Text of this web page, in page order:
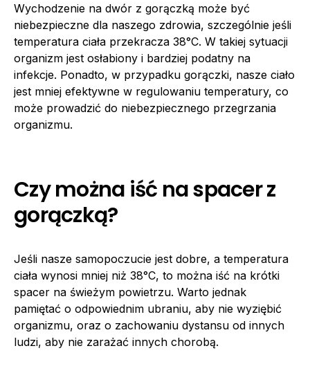
Wychodzenie na dwór z gorączką może być
niebezpieczne dla naszego zdrowia, szczególnie jeśli
temperatura ciała przekracza 38°C. W takiej sytuacji
organizm jest osłabiony i bardziej podatny na
infekcje. Ponadto, w przypadku gorączki, nasze ciało
jest mniej efektywne w regulowaniu temperatury, co
może prowadzić do niebezpiecznego przegrzania
organizmu.
Czy można iść na spacer z
gorączką?
Jeśli nasze samopoczucie jest dobre, a temperatura
ciała wynosi mniej niż 38°C, to można iść na krótki
spacer na świeżym powietrzu. Warto jednak
pamiętać o odpowiednim ubraniu, aby nie wyziębić
organizmu, oraz o zachowaniu dystansu od innych
ludzi, aby nie zarażać innych chorobą.